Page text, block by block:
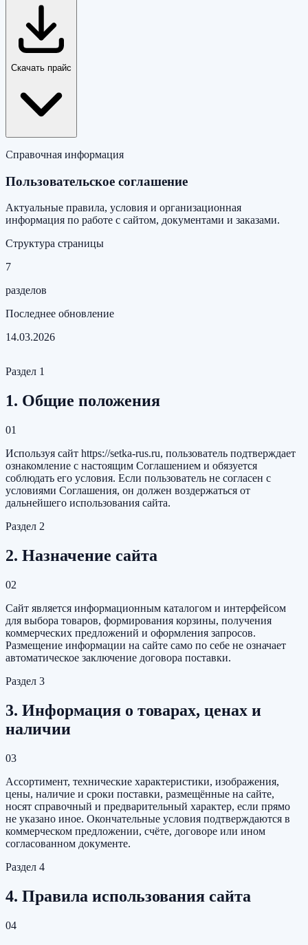
Скачать прайс
Справочная информация
Пользовательское соглашение
Актуальные правила, условия и организационная
информация по работе с сайтом, документами и заказами.
Структура страницы
7
разделов
Последнее обновление
14.03.2026
Раздел 1
1. Общие положения
01
Используя сайт https://setka-rus.ru, пользователь подтверждает
ознакомление с настоящим Соглашением и обязуется
соблюдать его условия. Если пользователь не согласен с
условиями Соглашения, он должен воздержаться от
дальнейшего использования сайта.
Раздел 2
2. Назначение сайта
02
Сайт является информационным каталогом и интерфейсом
для выбора товаров, формирования корзины, получения
коммерческих предложений и оформления запросов.
Размещение информации на сайте само по себе не означает
автоматическое заключение договора поставки.
Раздел 3
3. Информация о товарах, ценах и
наличии
03
Ассортимент, технические характеристики, изображения,
цены, наличие и сроки поставки, размещённые на сайте,
носят справочный и предварительный характер, если прямо
не указано иное. Окончательные условия подтверждаются в
коммерческом предложении, счёте, договоре или ином
согласованном документе.
Раздел 4
4. Правила использования сайта
04